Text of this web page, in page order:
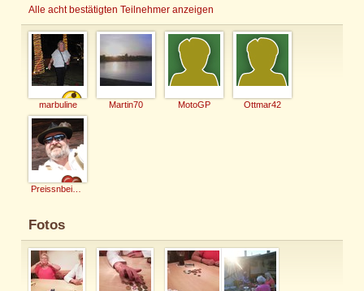
Alle acht bestätigten Teilnehmer anzeigen
marbuline Martin70 MotoGP Ottmar42
Fotos